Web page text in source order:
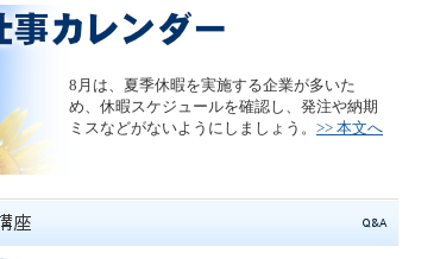
8月は、夏季休暇を実施する企業が多いた
め、休暇スケジュールを確認し、発注や納期
ミスなどがないようにしましょう。 >> 本文へ